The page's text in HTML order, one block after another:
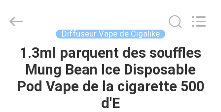
MAISON
PRODUITS
280mAh
Vape
huaeason.com.
Reserved.
Diffuseur Vape de Cigalike
1.3ml parquent des souffles
Mung Bean Ice Disposable
Pod Vape de la cigarette 500
d'E